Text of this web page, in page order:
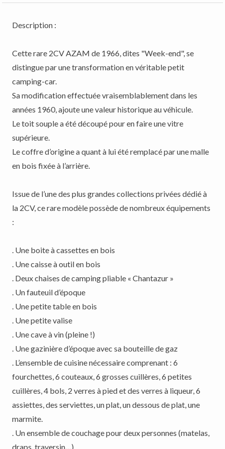
Description :
Cette rare 2CV AZAM de 1966, dites "Week-end", se
distingue par une transformation en véritable petit
camping-car.
Sa modification effectuée vraisemblablement dans les
années 1960, ajoute une valeur historique au véhicule.
Le toit souple a été découpé pour en faire une vitre
supérieure.
Le coffre d’origine a quant à lui été remplacé par une malle
en bois fixée à l’arrière.
Issue de l’une des plus grandes collections privées dédié à
la 2CV, ce rare modèle possède de nombreux équipements
:
. Une boite à cassettes en bois
. Une caisse à outil en bois
. Deux chaises de camping pliable « Chantazur »
. Un fauteuil d’époque
. Une petite table en bois
. Une petite valise
. Une cave à vin (pleine !)
. Une gazinière d’époque avec sa bouteille de gaz
. L’ensemble de cuisine nécessaire comprenant : 6
fourchettes, 6 couteaux, 6 grosses cuillères, 6 petites
cuillères, 4 bols, 2 verres à pied et des verres à liqueur, 6
assiettes, des serviettes, un plat, un dessous de plat, une
marmite.
. Un ensemble de couchage pour deux personnes (matelas,
draps, traversin…)